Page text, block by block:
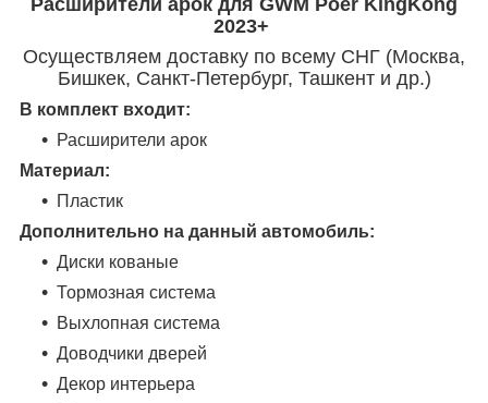
2023+
Осуществляем доставку по всему СНГ (Москва,
Бишкек, Санкт-Петербург, Ташкент и др.)
В комплект входит:
Расширители арок
Материал:
Пластик
Дополнительно на данный автомобиль:
Диски кованые
Тормозная система
Выхлопная система
Доводчики дверей
Декор интерьера